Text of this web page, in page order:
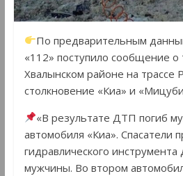
По предварительным
«112» поступило сообщение о
Хвалынском районе на трассе
столкновение «Киа» и
«В результате ДТП погиб
автомобиля «Киа». Спасатели
гидравлического
мужчины. Во втором